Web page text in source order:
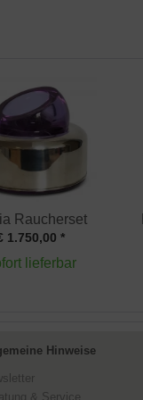
Raucherset
1.750,00 *
lieferbar
Hinweise
& Service